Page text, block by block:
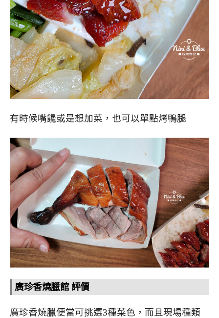
有時候嘴饞或是想加菜，也可以單點烤鴨腿
廣珍香燒臘館 評價
廣珍香燒臘便當可挑選3種菜色，而且現場種類